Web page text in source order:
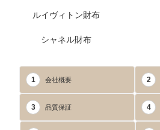
ルイヴィトン財布
シャネル財布
1 会社概要 2
3 品質保証 4